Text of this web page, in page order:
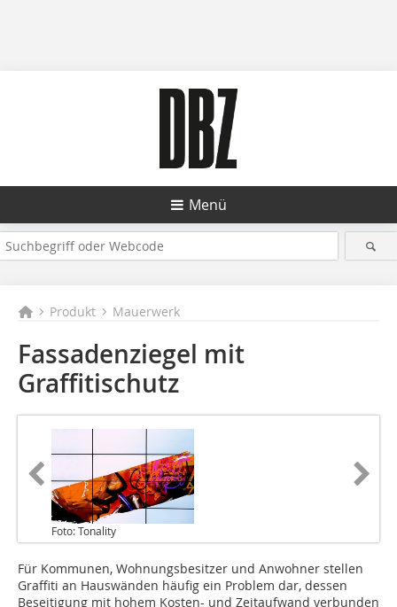
Menü
Produkt Mauerwerk
Fassadenziegel mit
Graffitischutz
Foto: Tonality
Für Kommunen, Wohnungsbesitzer und Anwohner stellen
Graffiti an Hauswänden häufig ein Problem dar, dessen
Beseitigung mit hohem Kosten- und Zeitaufwand verbunden